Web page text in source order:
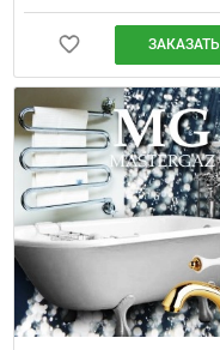
ЗАКАЗАТЬ